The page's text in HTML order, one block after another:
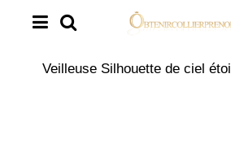
Veilleuse Silhouette de ciel